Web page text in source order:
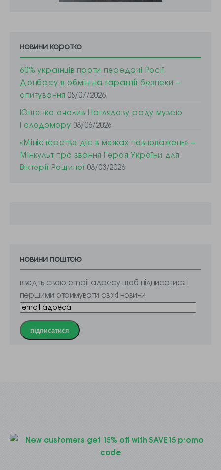
новини коротко
60% українців проти передачі Росії
Донбасу в обмін на гарантії безпеки –
опитування 08/07/2026
Ющенко очолив Наглядову раду музею
Голодомору 08/06/2026
«Міністерство діє в межах повноважень» –
Мінкульт про звання Героя України для
Вікторії Рощиної 08/03/2026
новини поштою
введіть свою email адресу щоб підписатися і
першими отримувати свіжі новини
підписатися